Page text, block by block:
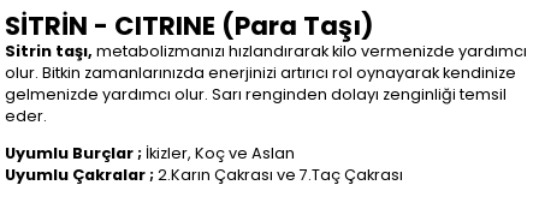
SİTRİN - CITRINE (Para Taşı)
Sitrin taşı,metabolizmanızı hızlandırarak kilo vermenizde yardımcı
olur. Bitkin zamanlarınızda enerjinizi artırıcı rol oynayarak kendinize
gelmenizde yardımcı olur. Sarı renginden dolayı zenginliği temsil
eder.
Uyumlu Burçlar ; İkizler, Koç ve Aslan
Uyumlu Çakralar ;2.Karın Çakrası ve 7.Taç Çakrası